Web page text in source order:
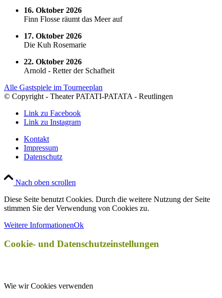
16. Oktober 2026
Finn Flosse räumt das Meer auf
17. Oktober 2026
Die Kuh Rosemarie
22. Oktober 2026
Arnold - Retter der Schafheit
Alle Gastspiele im Tourneeplan
© Copyright - Theater PATATI-PATATA - Reutlingen
Link zu Facebook
Link zu Instagram
Kontakt
Impressum
Datenschutz
Nach oben scrollen
Diese Seite benutzt Cookies. Durch die weitere Nutzung der Seite
stimmen Sie der Verwendung von Cookies zu.
Weitere InformationenOk
Cookie- und Datenschutzeinstellungen
Wie wir Cookies verwenden